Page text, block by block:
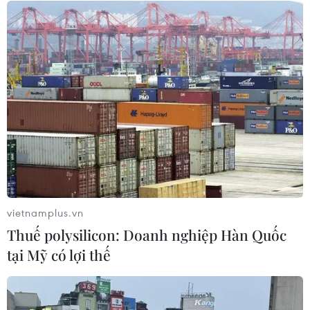
Tổng Biên tập: TRẦN TIẾN DUẨN
Phó Tổng Biên tập: NGUYỄN THỊ TÁM, KHÚC THANH
THỦY
Sở hữu trí tuệ
Quy định sử dụng
RSS
Hỗ trợ
Ngôn ngữ
TTXVN
Dịch vụ tin
Quảng cáo
Liên hệ
Giấy phép số: 1374/GP-BTTTT do Bộ Thông tin và Truyền thông
cấp ngày 11/9/2008.
Quảng cáo: Phó TBT Nguyễn Thị Tám: 093.5958688, Email:
vietnamplus.vn
Thuế polysilicon: Doanh nghiệp Hàn Quốc
tại Mỹ có lợi thế